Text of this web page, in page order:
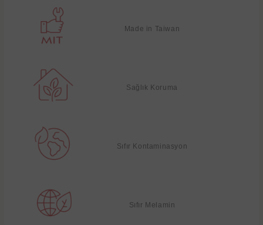
Made in Taiwan
Sağlık Koruma
Sıfır Kontaminasyon
Sıfır Melamin